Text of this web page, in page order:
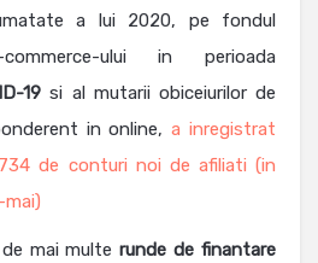
a lui 2020, pe fondul
ului in perioada
19 si al mutarii obiceiurilor de
in online,a inregistrat
de conturi noi de afiliati (in
mai multerunde de finantare